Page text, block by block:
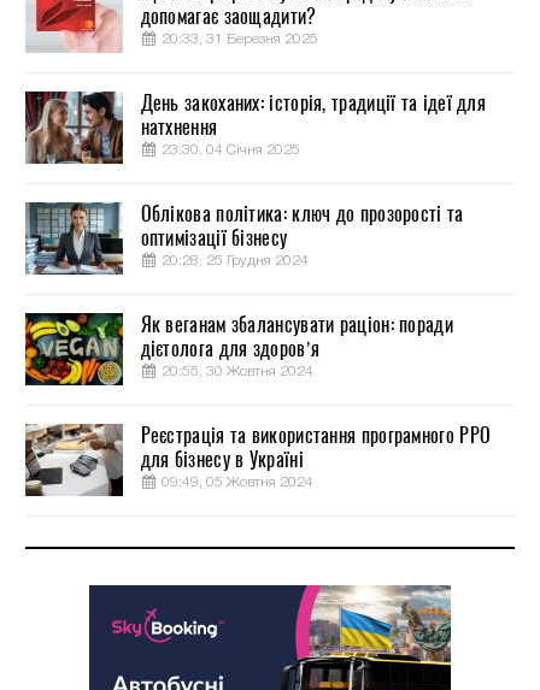
допомагає заощадити?
20:33, 31 Березня 2025
День закоханих: історія, традиції та ідеї для
натхнення
23:30, 04 Січня 2025
Облікова політика: ключ до прозорості та
оптимізації бізнесу
20:28, 25 Грудня 2024
Як веганам збалансувати раціон: поради
дієтолога для здоров’я
20:55, 30 Жовтня 2024
Реєстрація та використання програмного РРО
для бізнесу в Україні
09:49, 05 Жовтня 2024